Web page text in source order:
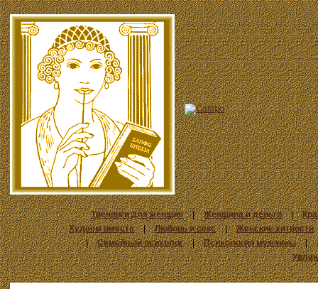
Тренинги для женщин | Женщина и деньги |
Худеем вместе
| Любовь и секс |
Женские хитрости
|
Семейный психолог | Психология мужчины |